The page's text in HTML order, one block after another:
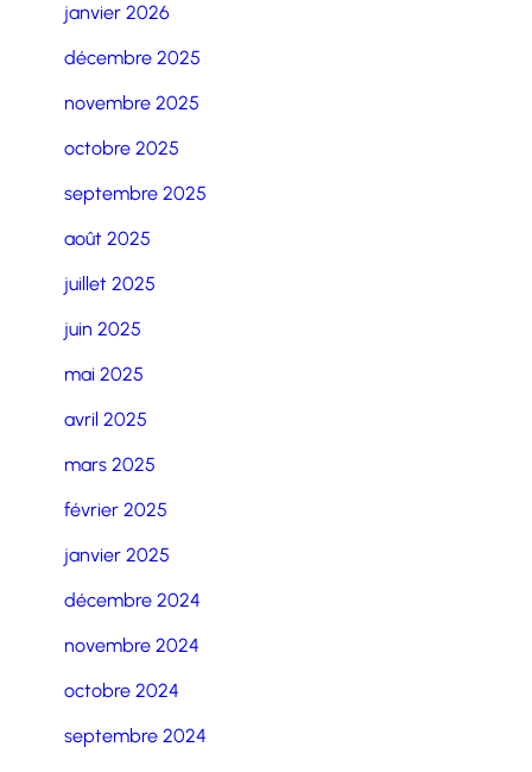
janvier 2026
décembre 2025
novembre 2025
octobre 2025
septembre 2025
août 2025
juillet 2025
juin 2025
mai 2025
avril 2025
mars 2025
février 2025
janvier 2025
décembre 2024
novembre 2024
octobre 2024
septembre 2024